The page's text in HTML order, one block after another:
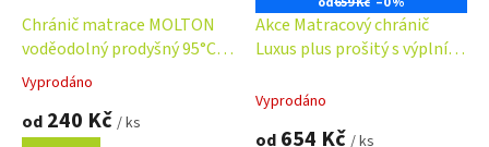
Chránič matrace MOLTON
voděodolný prodyšný 95°C
výběr velikostí
Průměrné
produktu
Vyprodáno
od 240 Kč / ks
Akce Matracový chránič
Luxus plus prošitý s výplní
Vyprodáno
od 654 Kč / ks